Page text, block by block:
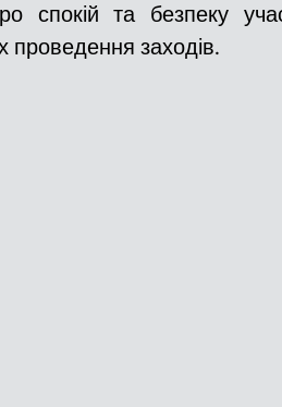
спокій та безпеку
проведення заходів.